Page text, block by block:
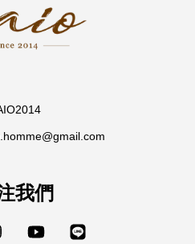
我們
Instagram YouTube